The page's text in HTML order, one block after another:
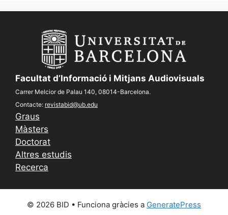
Facultat d’Informació i Mitjans Audiovisuals
Carrer Melcior de Palau 140, 08014-Barcelona.
Contacte: revistabid@ub.edu
Graus
Màsters
Doctorat
Altres estudis
Recerca
© 2026 BID • Funciona gràcies a GeneratePress